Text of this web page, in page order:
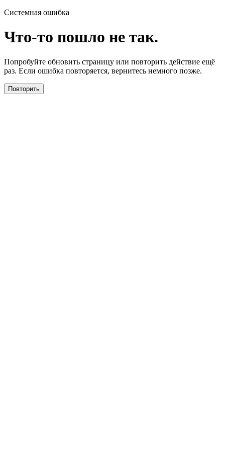
Системная ошибка
Что-то пошло не так.
Попробуйте обновить страницу или повторить действие ещё
раз. Если ошибка повторяется, вернитесь немного позже.
Повторить